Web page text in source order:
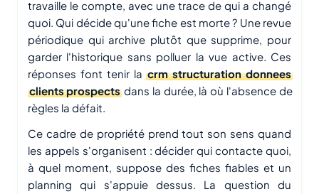
travaille le compte, avec une trace de qui a changé
quoi. Qui décide qu'une fiche est morte ? Une revue
périodique qui archive plutôt que supprime, pour
garder l'historique sans polluer la vue active. Ces
réponses font tenir lacrm structuration donnees
clients prospectsdans la durée, là où l'absence de
règles la défait.
Ce cadre de propriété prend tout son sens quand
les appels s'organisent : décider qui contacte quoi,
à quel moment, suppose des fiches fiables et un
planning qui s'appuie dessus. La question du